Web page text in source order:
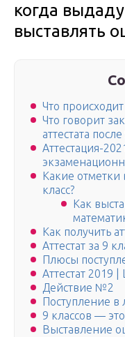
когда
выставлять
Что
Что говорит
аттестата
Аттестация-
Какие отметки
класс?
Как
Как получить
Аттестат за 9
Плюсы
Аттестат 2019 |
Действие №2
Поступление
9 классов —
Выставление